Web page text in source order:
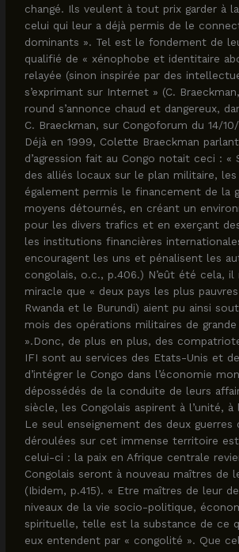
changé. Ils veulent à tout prix garder à
celui qui leur a déjà permis de le
dominants ». Tel est le fondement de
qualifié de « xénophobe et identitaire
relayée (sinon inspirée par des
s’exprimant sur Internet » (C.
round s’annonce chaud et dangereux,
C. Braeckman, sur Congoforum du 14/
Déjà en 1999, Colette Braeckman
d’agression fait au Congo notait ceci : «
des alliés locaux sur le plan militaire,
également permis le financement de la
moyens détournés, en créant un
pour les divers trafics et en exerçant
les institutions financières
encouragent les uns et pénalisent les
congolais, o.c., p.406.) N’eût été cela, il
miracle que « deux pays les plus pauvres
Rwanda et le Burundi) aient pu ainsi
mois des opérations militaires de
».Donc, de plus en plus, des
IFI sont au services des Etats-Unis et
d’intégrer le Congo dans l’économie
dépossédés de la conduite de leurs
siècle, les Congolais aspirent à l’unité,
Le seul enseignement des deux guerres
déroulées sur cet immense territoire
celui-ci : la paix en Afrique centrale
Congolais seront à nouveau maîtres de
(Ibidem, p.415). « Etre maîtres de leur
niveaux de la vie socio-politique,
spirituelle, telle est la substance de ce
eux entendent par « congolité ». Que